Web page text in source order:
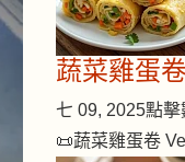
蔬菜雞蛋
七 09, 2025點擊
📜蔬菜雞蛋卷